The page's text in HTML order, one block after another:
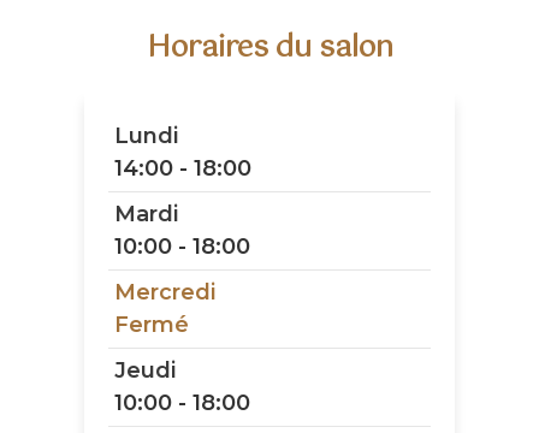
Horaires du salon
Lundi
14:00 - 18:00
Mardi
10:00 - 18:00
Mercredi
Fermé
Jeudi
10:00 - 18:00